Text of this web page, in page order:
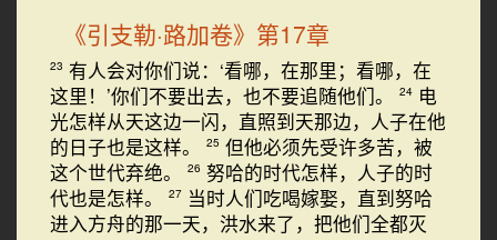
《引支勒·路加卷》第17章
23 有人会对你们说：‘看哪，在那里；看哪，在
这里！’你们不要出去，也不要追随他们。
24 电
光怎样从天这边一闪，直照到天那边，人子在他
的日子也是这样。
25 但他必须先受许多苦，被
这个世代弃绝。
26 努哈的时代怎样，人子的时
代也是怎样。
27 当时人们吃喝嫁娶，直到努哈
进入方舟的那一天，洪水来了，把他们全都灭